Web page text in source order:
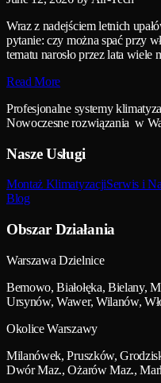
Wraz z nadejściem letnich
pytanie: czy można spać przy
tematu narosło przez lata
Read More
Profesjonalne systemy
Nowoczesne rozwiązania w
Nasze Usługi
Montaż KlimatyzacjiSerwis i
Blog
Obszar Działania
Warszawa Dzielnice
Bemowo, Białołęka, Bielany,
Ursynów, Wawer, Wilanów,
Okolice Warszawy
Milanówek, Pruszków,
Dwór Maz., Ożarów Maz.,